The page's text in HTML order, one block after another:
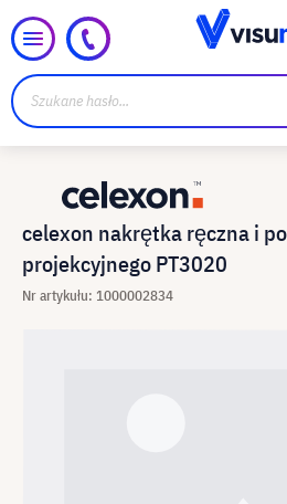
celexon nakrętka ręczna i
projekcyjnego PT3020
Nr artykułu: 1000002834